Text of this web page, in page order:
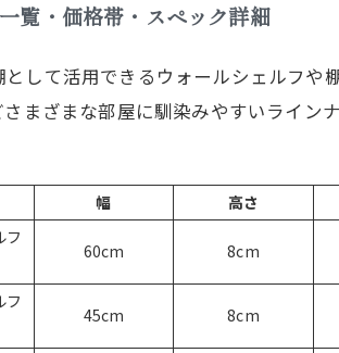
覧・価格帯・スペック詳細
として活用できるウォールシェルフや
まざまな部屋に馴染みやすいライン
幅 高さ
フ
60cm 8cm
フ
45cm 8cm